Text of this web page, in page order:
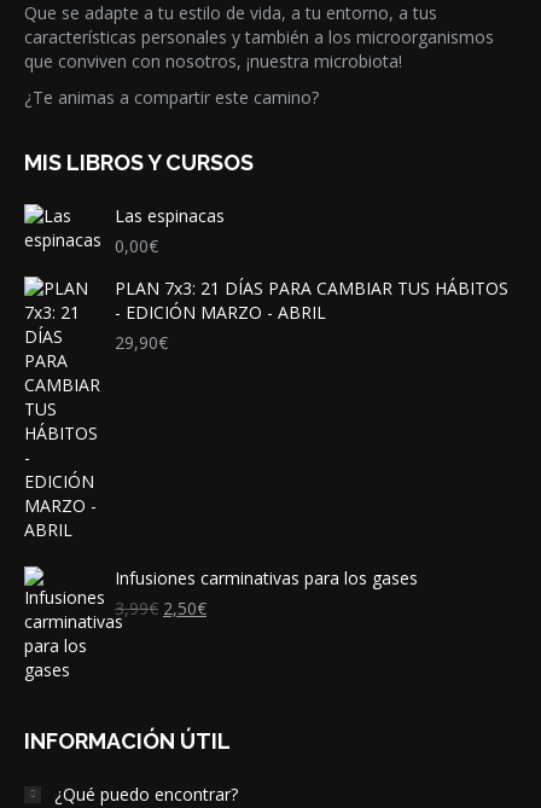
Que se adapte a tu estilo de vida, a tu entorno, a tus
características personales y también a los microorganismos
que conviven con nosotros, ¡nuestra microbiota!
¿Te animas a compartir este camino?
MIS LIBROS Y CURSOS
Las espinacas
0,00€
PLAN 7x3: 21 DÍAS PARA CAMBIAR TUS HÁBITOS
- EDICIÓN MARZO - ABRIL
29,90€
Infusiones carminativas para los gases
3,99€ El
2,50€El
INFORMACIÓN ÚTIL
¿Qué puedo encontrar?